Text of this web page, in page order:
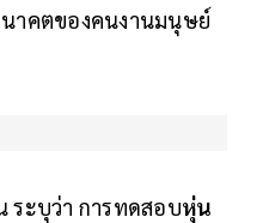
าคตของคนงานมนุษย์
ระบุว่า การทดสอบหุ่น